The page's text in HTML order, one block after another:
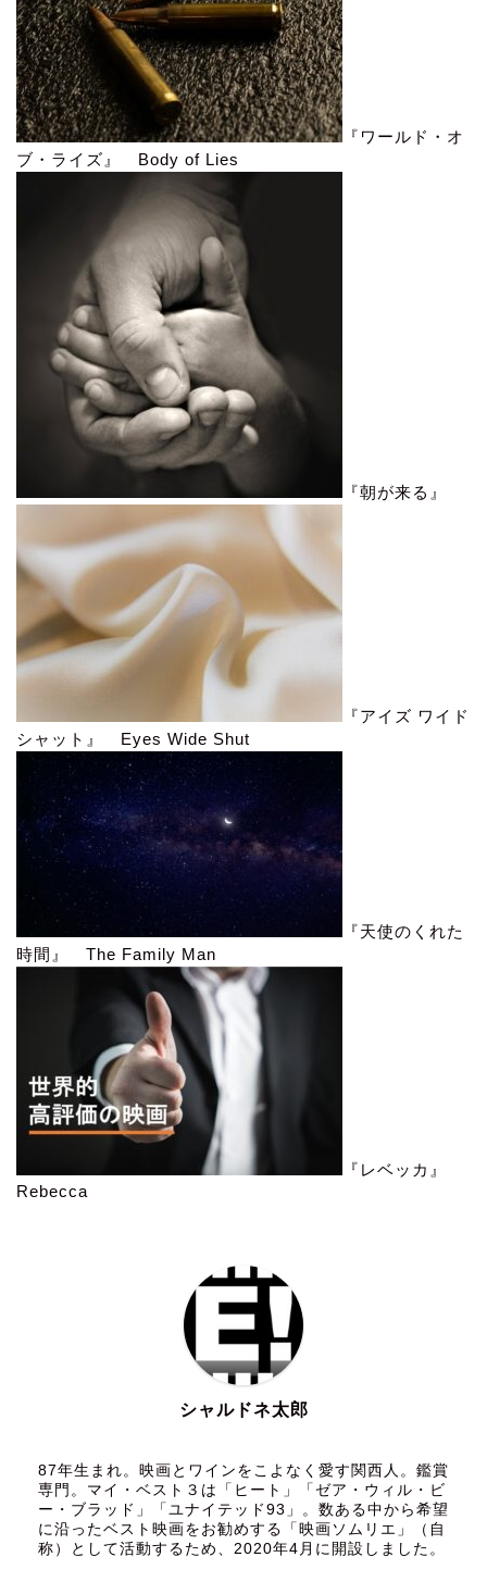
『ワールド・オ
ブ・ライズ』 Body of Lies
『朝が来る』
『アイズ ワイド
シャット』 Eyes Wide Shut
『天使のくれた
時間』 The Family Man
『レベッカ』
Rebecca
シャルドネ太郎
87年生まれ。映画とワインをこよなく愛す関西人。鑑賞
専門。マイ・ベスト３は「ヒート」「ゼア・ウィル・ビ
ー・ブラッド」「ユナイテッド93」。数ある中から希望
に沿ったベスト映画をお勧めする「映画ソムリエ」（自
称）として活動するため、2020年4月に開設しました。